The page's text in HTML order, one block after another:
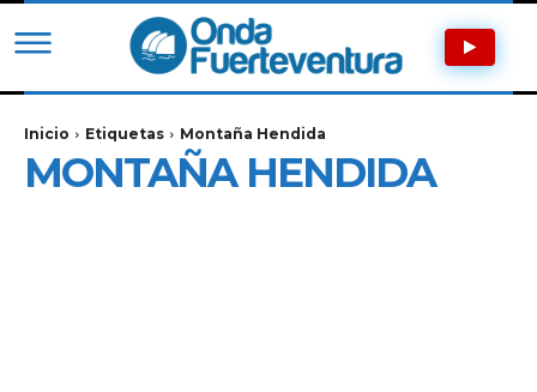
Inicio Etiquetas Montaña Hendida
MONTAÑA HENDIDA